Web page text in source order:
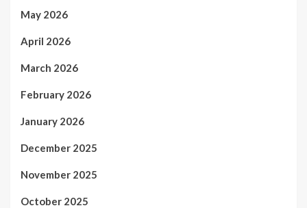
May 2026
April 2026
March 2026
February 2026
January 2026
December 2025
November 2025
October 2025